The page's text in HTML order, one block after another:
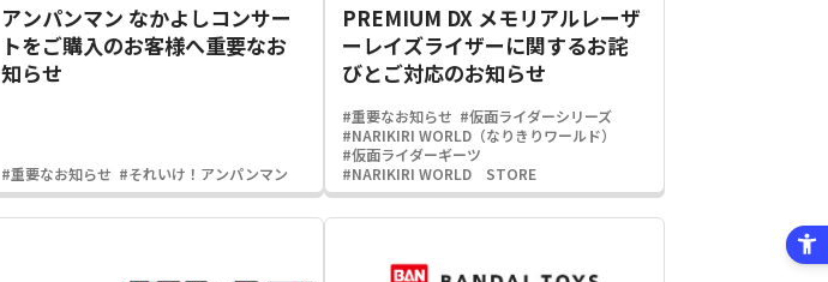
アンパンマン なかよしコンサー
トをご購入のお客様へ重要なお
知らせ
#重要なお知らせ #それいけ！アンパンマン
PREMIUM DX メモリアルレーザ
ーレイズライザーに関するお詫
びとご対応のお知らせ
#重要なお知らせ #仮面ライダーシリーズ
#NARIKIRI WORLD（なりきりワールド）
#仮面ライダーギーツ
#NARIKIRI WORLD STORE